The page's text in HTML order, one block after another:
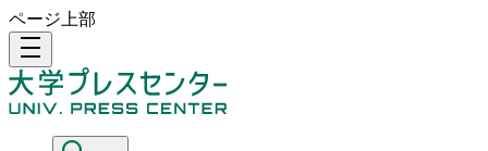
ページ上部
density_medium